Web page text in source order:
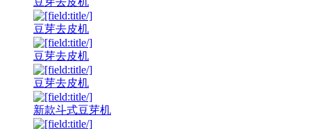
豆芽去皮机
豆芽去皮机
豆芽去皮机
新款斗式豆芽机